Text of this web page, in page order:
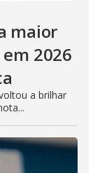
maior
2026
a brilhar